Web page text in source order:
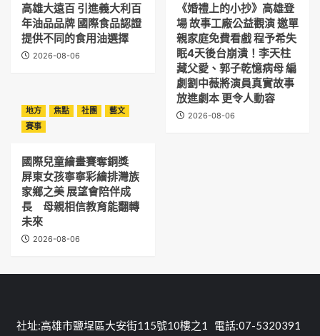
高雄大遠百 引進義大利百
年油品品牌 國際食品認證
提供不同的食用油選擇
2026-08-06
《婚禮上的小抄》高雄登
場 故事工廠公益觀演 邀單
親家庭免費看戲 程予希失
眠4天後台崩潰！李天柱
藏父愛、郭子乾憶病母 編
劇劉中薇將演員真實故事
放進劇本 更令人動容
2026-08-06
地方 焦點 社團
藝文
賽事
國際兒童繪畫賽奪銅獎
屏東女孩寧寧彩繪排灣族
家鄉之美 展望會陪伴成
長 母親相信教育能翻轉
未來
2026-08-06
社址:高雄市鹽埕區大安街115號10樓之1 電話:07-5320391